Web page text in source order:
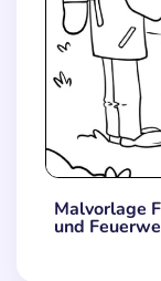
Malvorlage
und